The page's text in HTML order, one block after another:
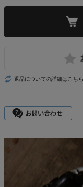
返品についての詳細はこちら